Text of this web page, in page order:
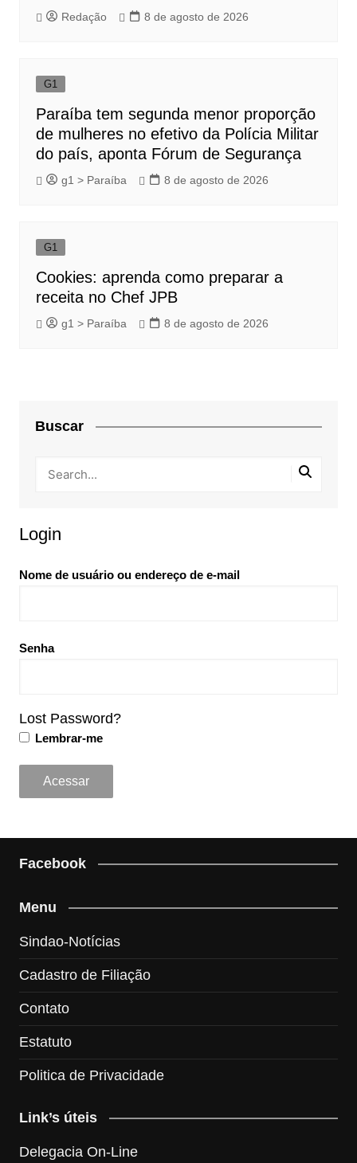
Redação 8 de agosto de 2026
G1
Paraíba tem segunda menor proporção
de mulheres no efetivo da Polícia Militar
do país, aponta Fórum de Segurança
g1 > Paraíba 8 de agosto de 2026
G1
Cookies: aprenda como preparar a
receita no Chef JPB
g1 > Paraíba 8 de agosto de 2026
Buscar
Login
Nome de usuário ou endereço de e-mail
Senha
Lost Password?
Lembrar-me
Facebook
Menu
Sindao-Notícias
Cadastro de Filiação
Contato
Estatuto
Politica de Privacidade
Link’s úteis
Delegacia On-Line